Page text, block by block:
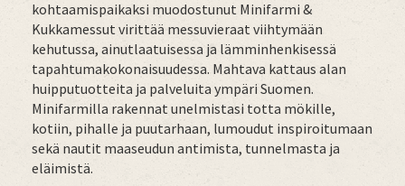
kohtaamispaikaksi muodostunut Minifarmi &
Kukkamessut virittää messuvieraat viihtymään
kehutussa, ainutlaatuisessa ja lämminhenkisessä
tapahtumakokonaisuudessa. Mahtava kattaus alan
huipputuotteita ja palveluita ympäri Suomen.
Minifarmilla rakennat unelmistasi totta mökille,
kotiin, pihalle ja puutarhaan, lumoudut inspiroitumaan
sekä nautit maaseudun antimista, tunnelmasta ja
eläimistä.